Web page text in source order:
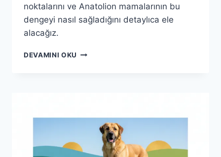
noktalarını ve Anatolion mamalarının bu
dengeyi nasıl sağladığını detaylıca ele
alacağız.
DEVAMINI OKU ANATOLION